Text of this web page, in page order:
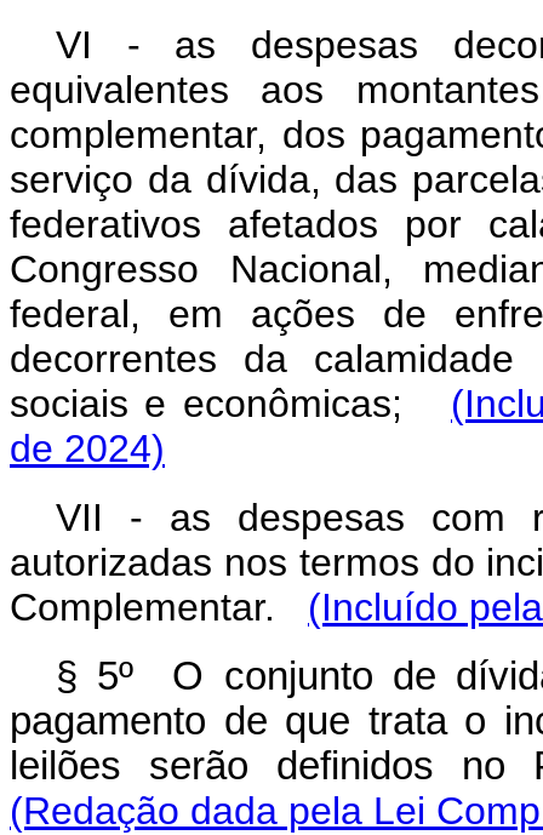
VI - as despesas
equivalentes aos
complementar, dos
serviço da dívida, das
federativos afetados por
Congresso Nacional,
federal, em ações de
decorrentes da
sociais e econômicas;
de 2024)
VII - as despesas com
autorizadas nos termos do
Complementar.
(Incluído
§ 5º O conjunto de
pagamento de que trata o
leilões serão definidos
(Redação dada pela Lei